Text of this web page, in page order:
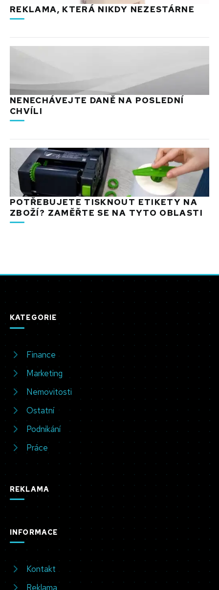
REKLAMA, KTERÁ NIKDY NEZESTÁRNE
NENECHÁVEJTE DANĚ NA POSLEDNÍ
CHVÍLI
POTŘEBUJETE TISKNOUT ETIKETY NA
ZBOŽÍ? ZAMĚŘTE SE NA TYTO OBLASTI
KATEGORIE
Finance
Marketing
Nemovitosti
Ostatní
Podnikání
Práce
REKLAMA
INFORMACE
Kontakt
Reklama